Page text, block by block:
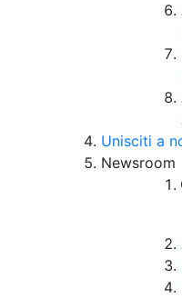
Unisciti a
Newsroom